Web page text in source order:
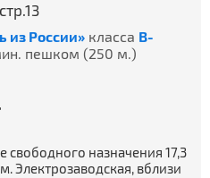
из России» класса B-
пешком (250 м.)
назначения 17,3
Электрозаводская, вблизи